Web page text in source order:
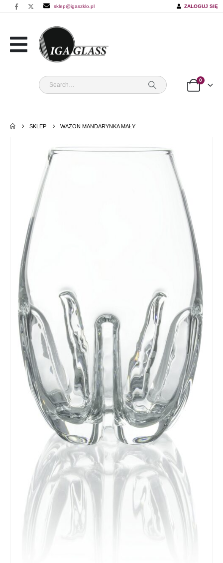
sklep@igaszklo.pl ZALOGUJ SIĘ
0
SKLEP WAZON MANDARYNKA MAŁY